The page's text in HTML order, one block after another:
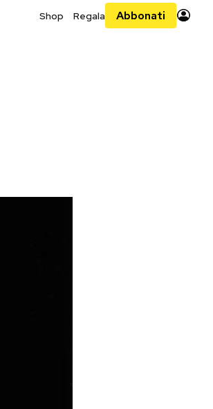
Shop Regala Abbonati